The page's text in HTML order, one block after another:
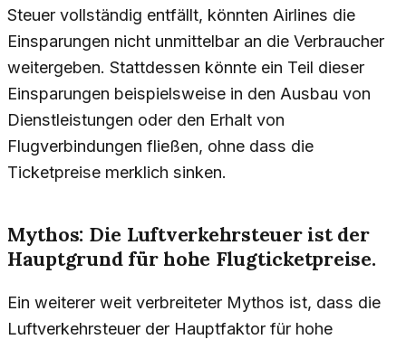
Steuer vollständig entfällt, könnten Airlines die
Einsparungen nicht unmittelbar an die Verbraucher
weitergeben. Stattdessen könnte ein Teil dieser
Einsparungen beispielsweise in den Ausbau von
Dienstleistungen oder den Erhalt von
Flugverbindungen fließen, ohne dass die
Ticketpreise merklich sinken.
Mythos: Die Luftverkehrsteuer ist der
Hauptgrund für hohe Flugticketpreise.
Ein weiterer weit verbreiteter Mythos ist, dass die
Luftverkehrsteuer der Hauptfaktor für hohe